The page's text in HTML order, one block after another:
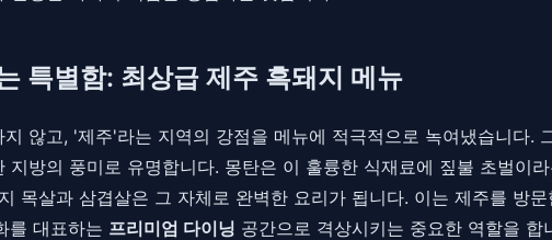
특별함: 최상급 제주 흑돼지 메뉴
않고, '제주'라는 지역의 강점을 메뉴에 적극적으로 녹여냈습니다.
지방의 풍미로 유명합니다. 몽탄은 이 훌륭한 식재료에 짚불 초벌이
목살과 삼겹살은 그 자체로 완벽한 요리가 됩니다. 이는 제주를 방
를 대표하는 프리미엄 다이닝 공간으로 격상시키는 중요한 역할을 합